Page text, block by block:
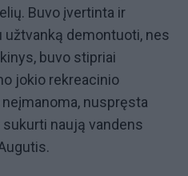
Buvo įvertinta ir
užtvanką demontuoti, nes
buvo stipriai
jokio rekreacinio
nuspręsta
naują vandens